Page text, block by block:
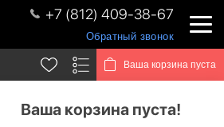
+7 (812) 409-38-67
Обратный звонок
Ваша корзина пуста
Ваша корзина пуста!